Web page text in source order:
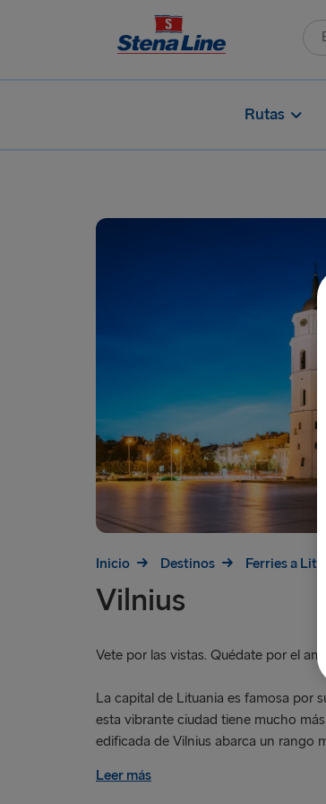
Rutas
Inicio Destinos Ferries a
Vilnius
Vete por las vistas. Quédate por el
La capital de Lituania es famosa por
esta vibrante ciudad tiene mucho
edificada de Vilnius abarca un rango
Leer más